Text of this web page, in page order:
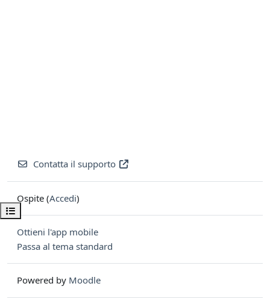
Apri indice del corso
Contatta il supporto
Ospite (Accedi)
Ottieni l'app mobile
Passa al tema standard
Powered by Moodle